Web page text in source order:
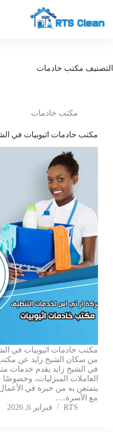
المحتوى
التصنيف مكتب خادمات
مكتب خادمات
مكتب خادمات اثيوبيات في
مكتب خادمات اثيوبيات في
من سكان الشيخ زايد عن مكتب
في الشيخ زايد يقدم خدمات
العاملات المنزليات، وخصوصًا
يتمتعن به من خبرة في الأعمال
مع الأسرة.…
RTS
فبراير 6, 2026